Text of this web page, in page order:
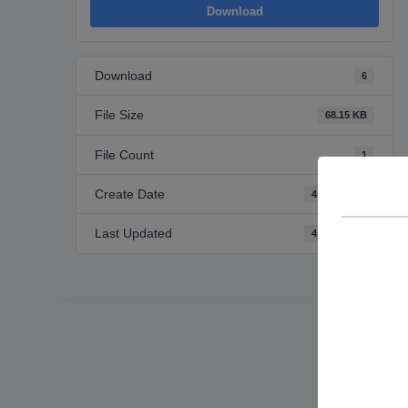
Download
Download 6
File Size 68.15 KB
File Count 1
Create Date 4 Jula, 2023
Last Updated 4 Jula, 2023